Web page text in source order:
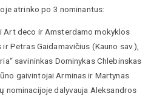
atrinko po 3 nominantus:
Art deco ir Amsterdamo mokyklos
Petras Gaidamavičius (Kauno sav.),
savininkas Dominykas Chlebinskas
gaivintojai Arminas ir Martynas
nominacijoje dalyvauja Aleksandros